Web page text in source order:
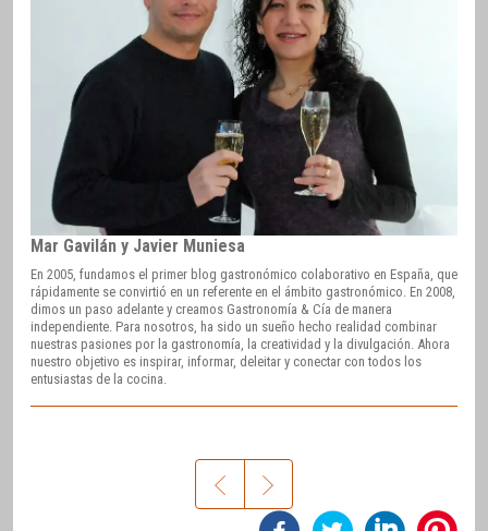
Mar Gavilán y Javier Muniesa
En 2005, fundamos el primer blog gastronómico colaborativo en España, que
rápidamente se convirtió en un referente en el ámbito gastronómico. En 2008,
dimos un paso adelante y creamos Gastronomía & Cía de manera
independiente. Para nosotros, ha sido un sueño hecho realidad combinar
nuestras pasiones por la gastronomía, la creatividad y la divulgación. Ahora
nuestro objetivo es inspirar, informar, deleitar y conectar con todos los
entusiastas de la cocina.